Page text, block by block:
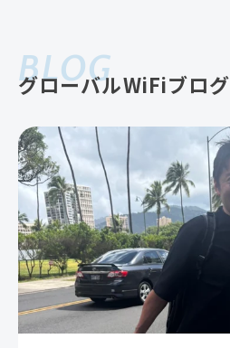
BLOG
グローバルWiFiブログ